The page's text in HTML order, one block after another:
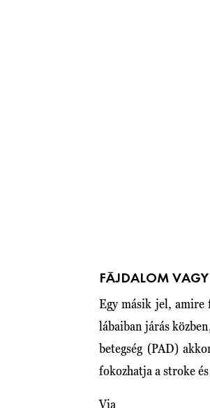
FÁJDALOM
Egy másik jel, amire
lábaiban járás
betegség (PAD)
fokozhatja a stroke
Via